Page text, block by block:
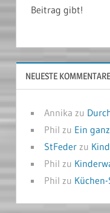
Beitrag gibt!
NEUESTE KOMMENTARE
Annika zu
Phil zu Ein
StFederzu
Phil zu
Phil zu